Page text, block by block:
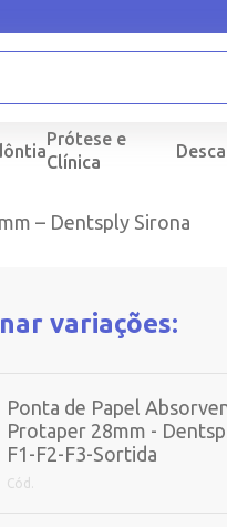
Prótese e
Clínica
– Dentsply Sirona
variações:
Ponta de Papel
Protaper 28mm -
F1-F2-F3-Sortida
Cód.